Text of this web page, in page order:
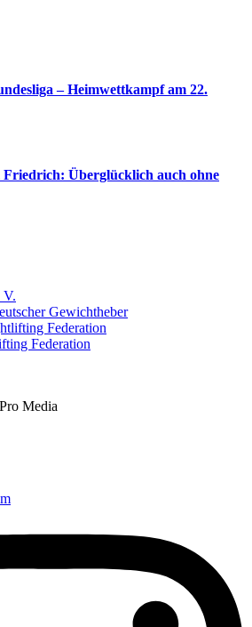
– Heimwettkampf am 22.
Friedrich: Überglücklich auch ohne
V.
Gewichtheber
Federation
Federation
Media